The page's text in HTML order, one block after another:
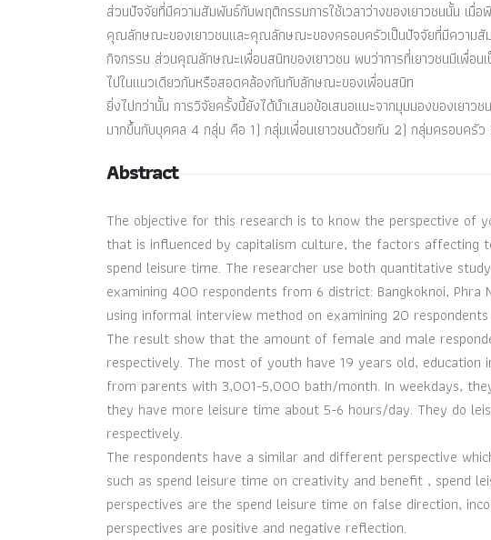
ส่วนปัจจัยที่มีความสัมพันธ์กับพฤติกรรมการใช้เวลาว่างของเยาวชนนั้น เ
คุณลักษณะของเยาวชนและคุณลักษณะของครอบครัวเป็นปัจจัยที่มีความสั
กิจกรรม ส่วนคุณลักษณะเพื่อนสนิทของเยาวชน พบว่าการที่เยาวชนมีเพื่อ
ไปในแนวเดียวกันหรือสอดคล้องกันกับลักษณะของเพื่อนสนิท
ยิ่งไปกว่านั้น การวิจัยครั้งนี้ยังได้นำเสนอข้อเสนอแนะจากมุมมองของเยาวช
มากขึ้นกับบุคคล 4 กลุ่ม คือ 1) กลุ่มเพื่อนเยาวชนด้วยกัน 2) กลุ่มครอบค
Abstract
The objective for this research is to know the perspective of
that is influenced by capitalism culture, the factors affecting
spend leisure time. The researcher use both quantitative
examining 400 respondents from 6 district: Bangkoknoi, Phra
using informal interview method on examining 20
The result show that the amount of female and male
respectively. The most of youth have 19 years old,
from parents with 3,001-5,000 bath/month. In weekdays,
they have more leisure time about 5-6 hours/day. They do
respectively.
The respondents have a similar and different perspective
such as spend leisure time on creativity and benefit , spend
perspectives are the spend leisure time on false direction,
perspectives are positive and negative reflection.